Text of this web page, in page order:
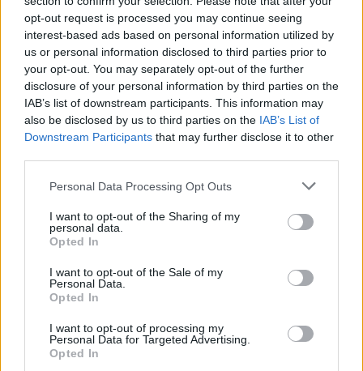
opt-out request is processed you may continue seeing
interest-based ads based on personal information utilized by
us or personal information disclosed to third parties prior to
your opt-out. You may separately opt-out of the further
disclosure of your personal information by third parties on the
IAB’s list of downstream participants. This information may
also be disclosed by us to third parties on the IAB’s List of
Downstream Participants that may further disclose it to other
Personal Data Processing Opt Outs
I want to opt-out of the Sharing of my
personal data.
Opted In
I want to opt-out of the Sale of my
Personal Data.
Opted In
I want to opt-out of processing my
Personal Data for Targeted Advertising.
Opted In
ADV
Accedioregistrati per commentare questo
L'email è richiesta ma non verrà mostrata ai visitatori. Il contenuto di questo
commento esprime il pensiero dell'autore e non rappresenta la linea editoriale
di VareseNews.it, che rimane autonoma e indipendente. I messaggi inclusi nei
commenti non sono testi giornalistici, ma post inviati dai singoli lettori che
possono essere automaticamente pubblicati senza filtro preventivo. I commenti